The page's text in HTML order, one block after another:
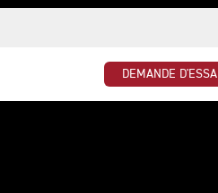
DEMANDE D'ESSAI